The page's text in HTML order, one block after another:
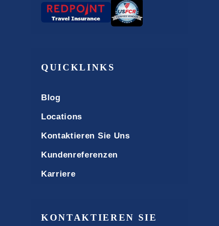
QUICKLINKS
Blog
Locations
Kontaktieren Sie Uns
Kundenreferenzen
Karriere
KONTAKTIEREN SIE